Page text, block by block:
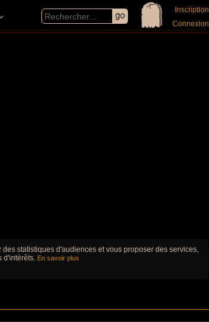
Inscription
Connexion
statistiques d'audiences et vous proposer des services,
d'intérêts. En savoir plus